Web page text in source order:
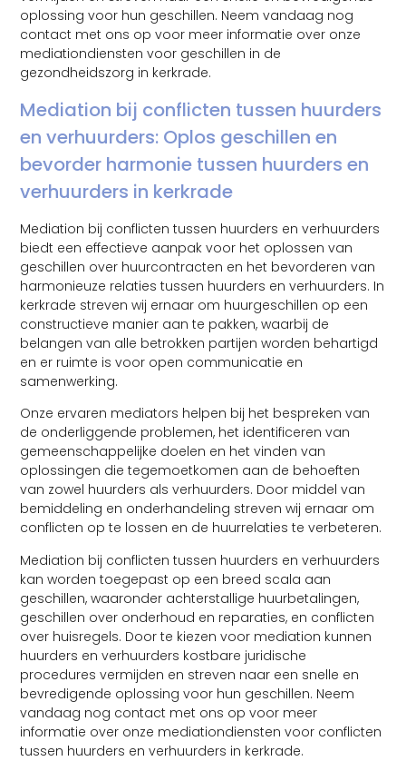
oplossing voor hun geschillen. Neem vandaag nog
contact met ons op voor meer informatie over onze
mediationdiensten voor geschillen in de
gezondheidszorg in kerkrade.
Mediation bij conflicten tussen huurders
en verhuurders: Oplos geschillen en
bevorder harmonie tussen huurders en
verhuurders in kerkrade
Mediation bij conflicten tussen huurders en verhuurders
biedt een effectieve aanpak voor het oplossen van
geschillen over huurcontracten en het bevorderen van
harmonieuze relaties tussen huurders en verhuurders. In
kerkrade streven wij ernaar om huurgeschillen op een
constructieve manier aan te pakken, waarbij de
belangen van alle betrokken partijen worden behartigd
en er ruimte is voor open communicatie en
samenwerking.
Onze ervaren mediators helpen bij het bespreken van
de onderliggende problemen, het identificeren van
gemeenschappelijke doelen en het vinden van
oplossingen die tegemoetkomen aan de behoeften
van zowel huurders als verhuurders. Door middel van
bemiddeling en onderhandeling streven wij ernaar om
conflicten op te lossen en de huurrelaties te verbeteren.
Mediation bij conflicten tussen huurders en verhuurders
kan worden toegepast op een breed scala aan
geschillen, waaronder achterstallige huurbetalingen,
geschillen over onderhoud en reparaties, en conflicten
over huisregels. Door te kiezen voor mediation kunnen
huurders en verhuurders kostbare juridische
procedures vermijden en streven naar een snelle en
bevredigende oplossing voor hun geschillen. Neem
vandaag nog contact met ons op voor meer
informatie over onze mediationdiensten voor conflicten
tussen huurders en verhuurders in kerkrade.